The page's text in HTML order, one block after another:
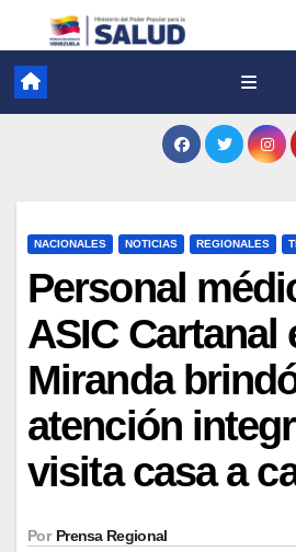
NACIONALES NOTICIAS REGIONALES
Personal
ASIC Cartanal
Miranda
atención
visita casa a
Por Prensa Regional